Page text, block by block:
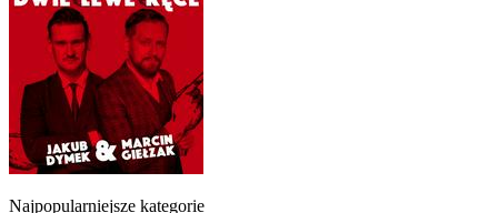
Najpopularniejsze kategorie